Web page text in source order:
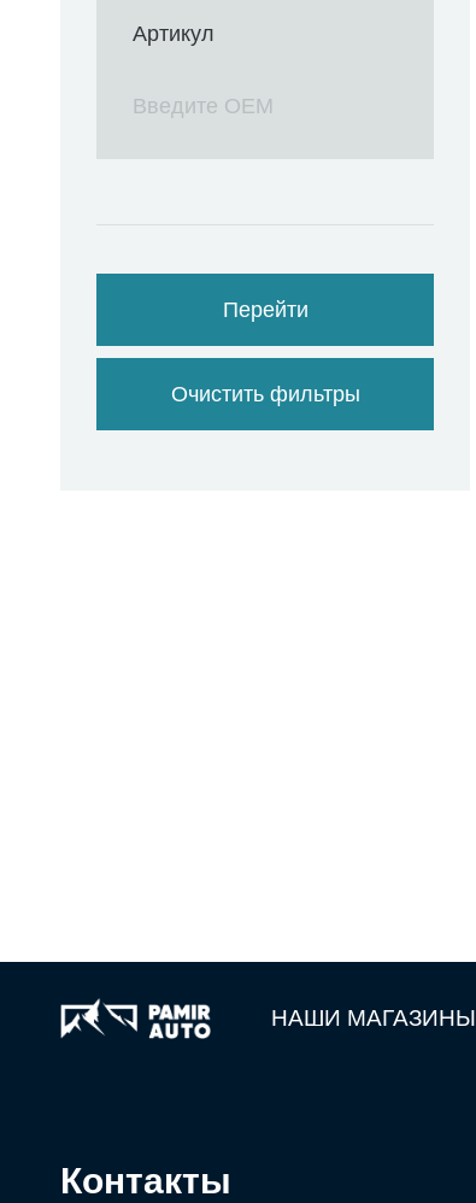
Артикул
Перейти
Очистить фильтры
НАШИ МАГАЗИНЫ
Контакты